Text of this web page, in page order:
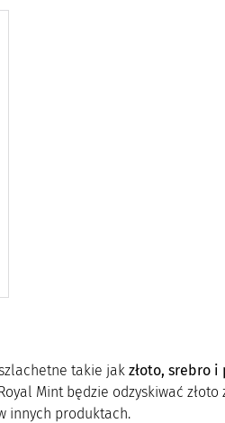
takie jak złoto, srebro i
Mint będzie odzyskiwać
innych produktach.